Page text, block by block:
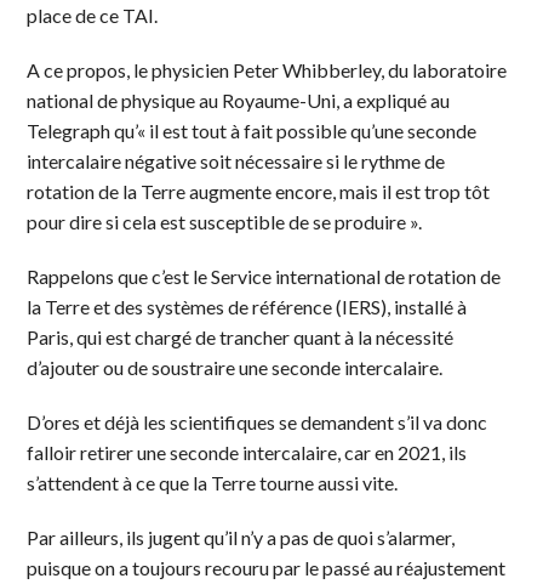
place de ce TAI.
A ce propos, le physicien Peter Whibberley, du laboratoire
national de physique au Royaume-Uni, a expliqué au
Telegraph qu’« il est tout à fait possible qu’une seconde
intercalaire négative soit nécessaire si le rythme de
rotation de la Terre augmente encore, mais il est trop tôt
pour dire si cela est susceptible de se produire ».
Rappelons que c’est le Service international de rotation de
la Terre et des systèmes de référence (IERS), installé à
Paris, qui est chargé de trancher quant à la nécessité
d’ajouter ou de soustraire une seconde intercalaire.
D’ores et déjà les scientifiques se demandent s’il va donc
falloir retirer une seconde intercalaire, car en 2021, ils
s’attendent à ce que la Terre tourne aussi vite.
Par ailleurs, ils jugent qu’il n’y a pas de quoi s’alarmer,
puisque on a toujours recouru par le passé au réajustement